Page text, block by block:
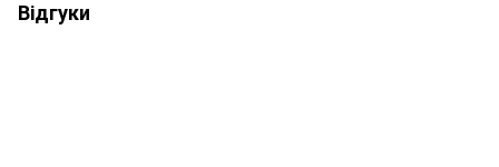
Відгуки